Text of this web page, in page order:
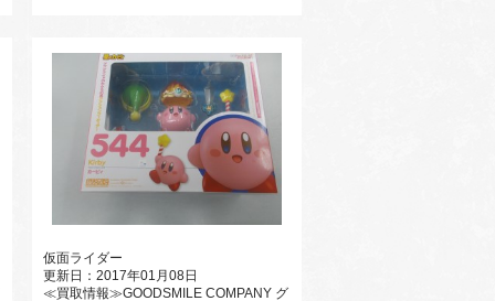
仮面ライダー
更新日：2017年01月08日
≪買取情報≫GOODSMILE COMPANY グ